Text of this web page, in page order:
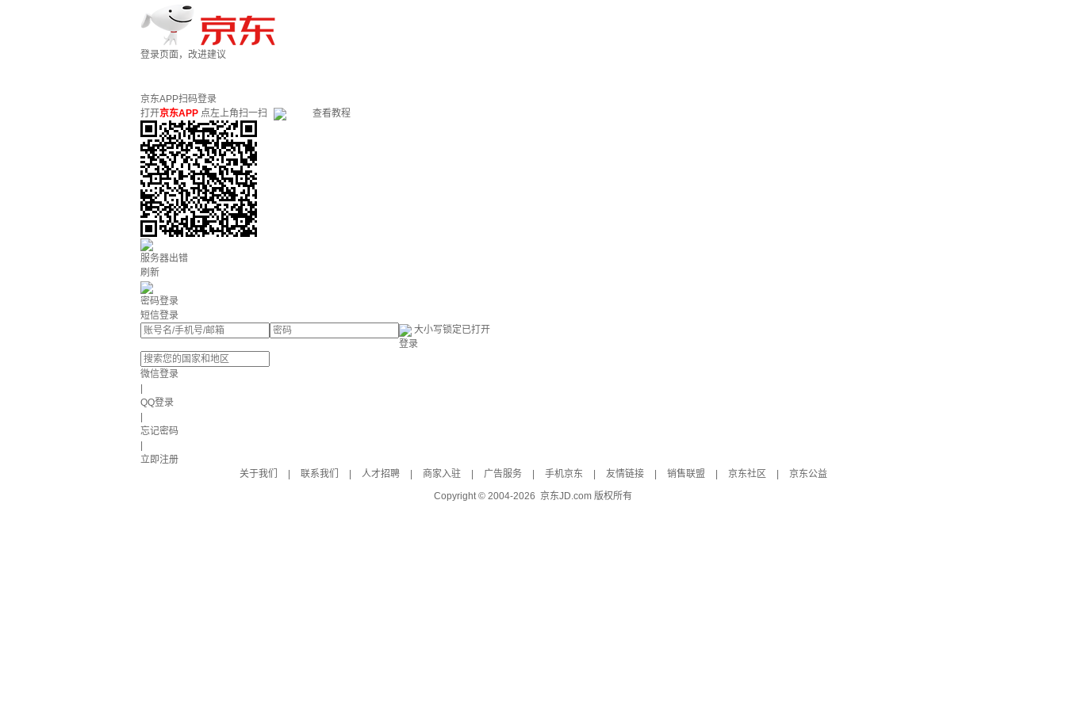
登录页面，改进建议
京东APP扫码登录
打开京东APP 点左上角扫一扫 查看教程
服务器出错
刷新
密码登录
短信登录
大小写锁定已打开
登录
微信登录
QQ登录
忘记密码
立即注册
关于我们
联系我们 人才招聘 商家入驻 广告服务 手机京东 友情链接 销售联盟 京东社区
京东公益
Copyright © 2004-2026 京东JD.com 版权所有